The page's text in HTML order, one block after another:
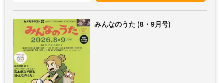
みんなのうた (8・9月号)